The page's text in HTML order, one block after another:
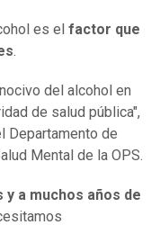
es el factor que
.
del alcohol en
de salud pública",
Departamento de
Mental de la OPS.
a muchos años de